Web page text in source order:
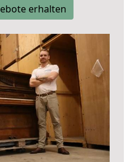
erhalten